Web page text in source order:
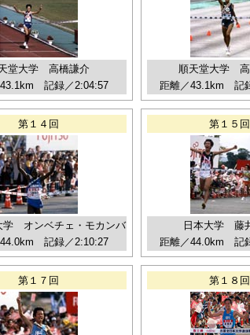
堂大学 高橋謙介
記録／2:04:57
順天堂大学 高
距離／43.1km 記
第１４回
学 オンベチェ・モカンバ
記録／2:10:27
第１５回
日本大学 藤
距離／44.0km 記
第１７回 第１８回